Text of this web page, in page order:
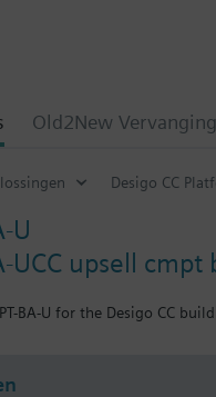
Old2New
Desigo CC
U
UCC upsell cmpt
BA-U for the Desigo CC